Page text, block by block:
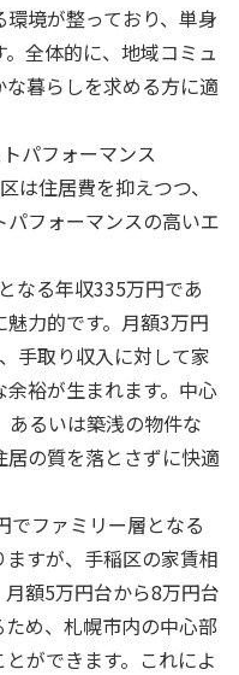
境が整っており、単身
全体的に、地域コミュ
暮らしを求める方に適
パフォーマンス
は住居費を抑えつつ、
フォーマンスの高いエ
なる年収335万円であ
力的です。月額3万円
手取り収入に対して家
裕が生まれます。中心
あるいは築浅の物件な
居の質を落とさずに快適
でファミリー層となる
すが、手稲区の家賃相
額5万円台から8万円台
め、札幌市内の中心部
ができます。これによ